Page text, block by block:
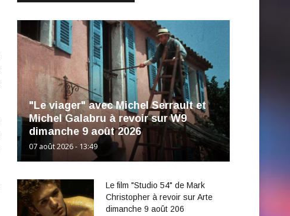
"Le viager" avec Michel Serrault et
Michel Galabru à revoir sur W9
dimanche 9 août 2026
07 août 2026 - 13:49
Le film "Studio 54" de Mark
Christopher à revoir sur Arte
dimanche 9 août 206